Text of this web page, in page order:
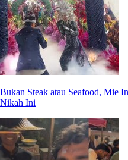
Bukan Steak atau Seafood, Mie
Nikah Ini